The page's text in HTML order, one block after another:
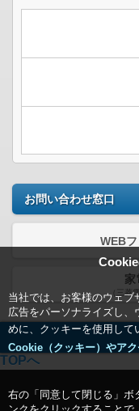
当社では、お客様のウェ
広告をパーソナライズし
めに、クッキーを使用して
Cookie（クッキー）やア
右の「同意して閉じる」ボ
お問い合わせ窓口
WEB
家
（三菱
TOPへ